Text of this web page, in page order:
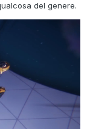
del genere.